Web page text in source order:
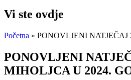
Vi ste ovdje
Početna » PONOVLJENI
PONOVLJENI
MIHOLJCA U 2024.